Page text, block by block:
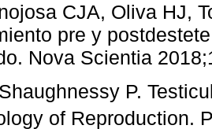
CJA, Oliva HJ,
pre y
Nova Scientia
P.
of Reproduction.